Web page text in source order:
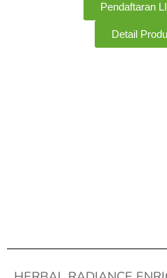
Pendaftaran
Detail